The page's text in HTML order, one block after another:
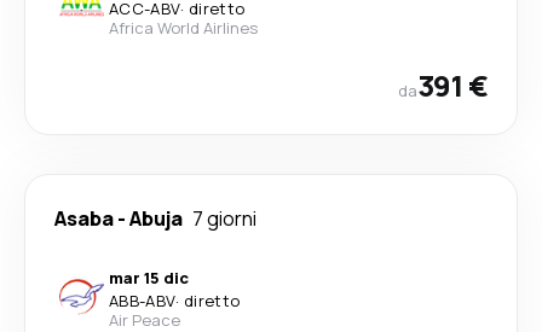
ACC-ABV· diretto
Africa World Airlines
da391 €
Asaba-Abuja 7 giorni
mar 15 dic
ABB-ABV· diretto
Air Peace